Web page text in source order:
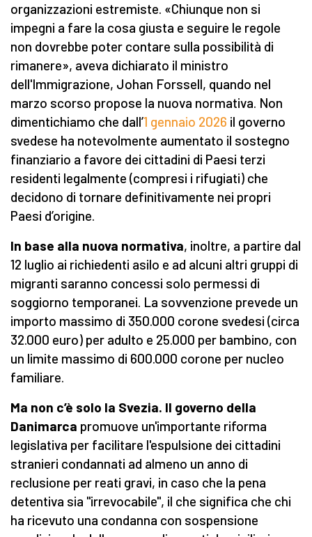
organizzazioni estremiste. «Chiunque non si
impegni a fare la cosa giusta e seguire le regole
non dovrebbe poter contare sulla possibilità di
rimanere», aveva dichiarato il ministro
dell'Immigrazione, Johan Forssell, quando nel
marzo scorso propose la nuova normativa. Non
dimentichiamo che dall’1 gennaio 2026 il governo
svedese ha notevolmente aumentato il sostegno
finanziario a favore dei cittadini di Paesi terzi
residenti legalmente (compresi i rifugiati) che
decidono di tornare definitivamente nei propri
Paesi d’origine.
In base alla nuova normativa, inoltre, a partire dal
12 luglio ai richiedenti asilo e ad alcuni altri gruppi di
migranti saranno concessi solo permessi di
soggiorno temporanei. La sovvenzione prevede un
importo massimo di 350.000 corone svedesi (circa
32.000 euro) per adulto e 25.000 per bambino, con
un limite massimo di 600.000 corone per nucleo
familiare.
Ma non c’è solo la Svezia. Il governo della
Danimarca promuove un'importante riforma
legislativa per facilitare l'espulsione dei cittadini
stranieri condannati ad almeno un anno di
reclusione per reati gravi, in caso che la pena
detentiva sia "irrevocabile", il che significa che chi
ha ricevuto una condanna con sospensione